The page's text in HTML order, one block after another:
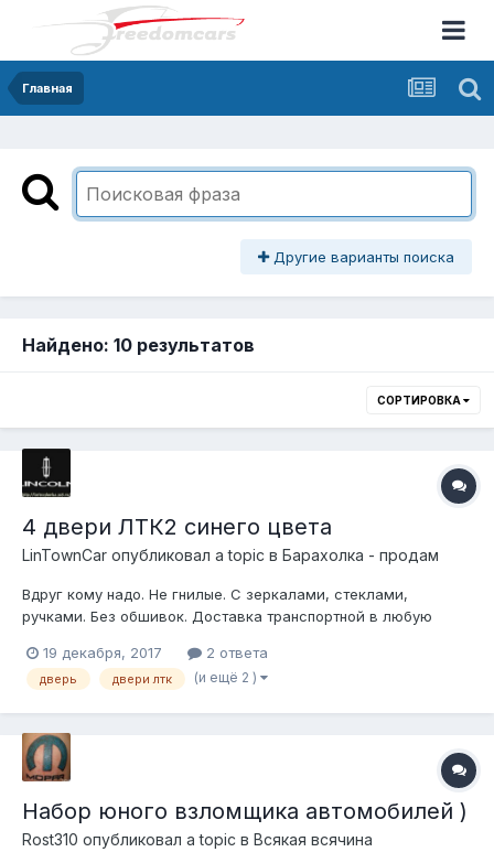
Главная
Другие варианты поиска
Найдено: 10 результатов
СОРТИРОВКА
4 двери ЛТК2 синего цвета
LinTownCar опубликовал a topic в Барахолка - продам
Вдруг кому надо. Не гнилые. С зеркалами, стеклами,
ручками. Без обшивок. Доставка транспортной в любую
22-26, 8(928)640-92-44, 8(928)887-80-08. ну и мой номер на
всякий случай 8(989)90399 ноль два.
19 декабря, 2017 2 ответа
дверь двери лтк (и ещё 2 )
Набор юного взломщика автомобилей )
Rost310 опубликовал a topic в Всякая всячина